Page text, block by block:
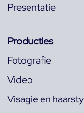
Presentatie
Producties
Fotografie
Video
Visagie en